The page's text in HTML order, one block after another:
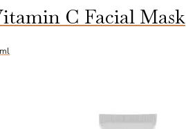
Charcoal
Mask
C Facial Mask